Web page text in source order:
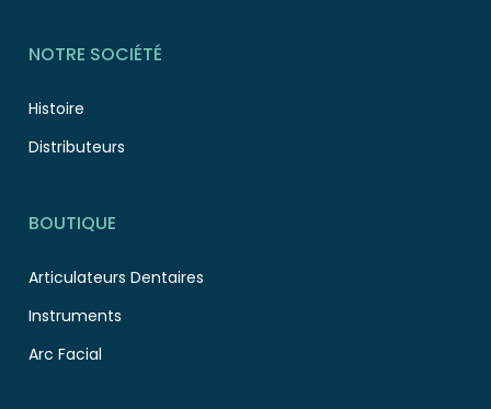
NOTRE SOCIÉTÉ
Histoire
Distributeurs
BOUTIQUE
Articulateurs Dentaires
Instruments
Arc Facial